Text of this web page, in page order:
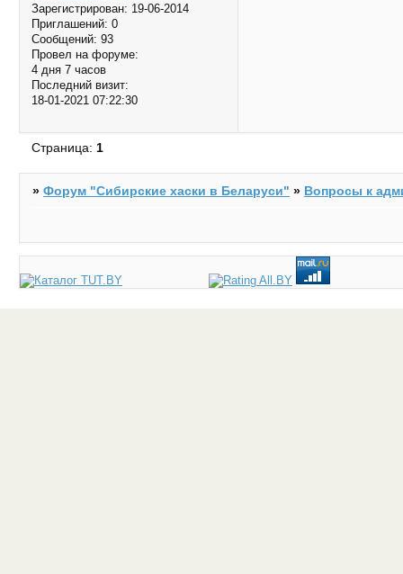
Зарегистрирован: 19-06-2014
Приглашений: 0
Сообщений: 93
Провел на форуме:
4 дня 7 часов
Последний визит:
18-01-2021 07:22:30
Страница: 1
»Форум "Cибирские хаски в Беларуси" » Вопросы к